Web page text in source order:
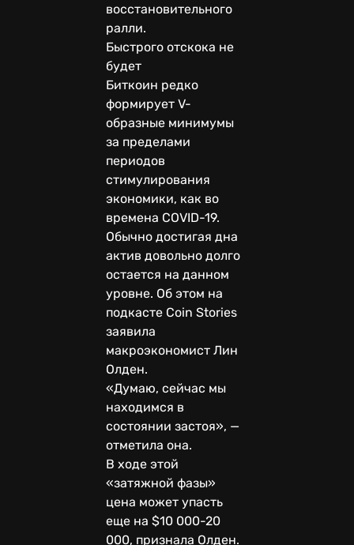
восстановительного
ралли.
Быстрого отскока не
будет
Биткоин редко
формирует V-
образные минимумы
за пределами
периодов
стимулирования
экономики, как во
времена COVID-19.
Обычно достигая дна
актив довольно долго
остается на данном
уровне. Об этом на
подкасте Coin Stories
заявила
макроэкономист Лин
Олден.
«Думаю, сейчас мы
находимся в
состоянии застоя», —
отметила она.
В ходе этой
«затяжной фазы»
цена может упасть
еще на $10 000-20
000, признала Олден.